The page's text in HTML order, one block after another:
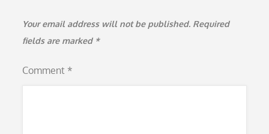
Your email address will not be published. Required
fields are marked *
Comment *